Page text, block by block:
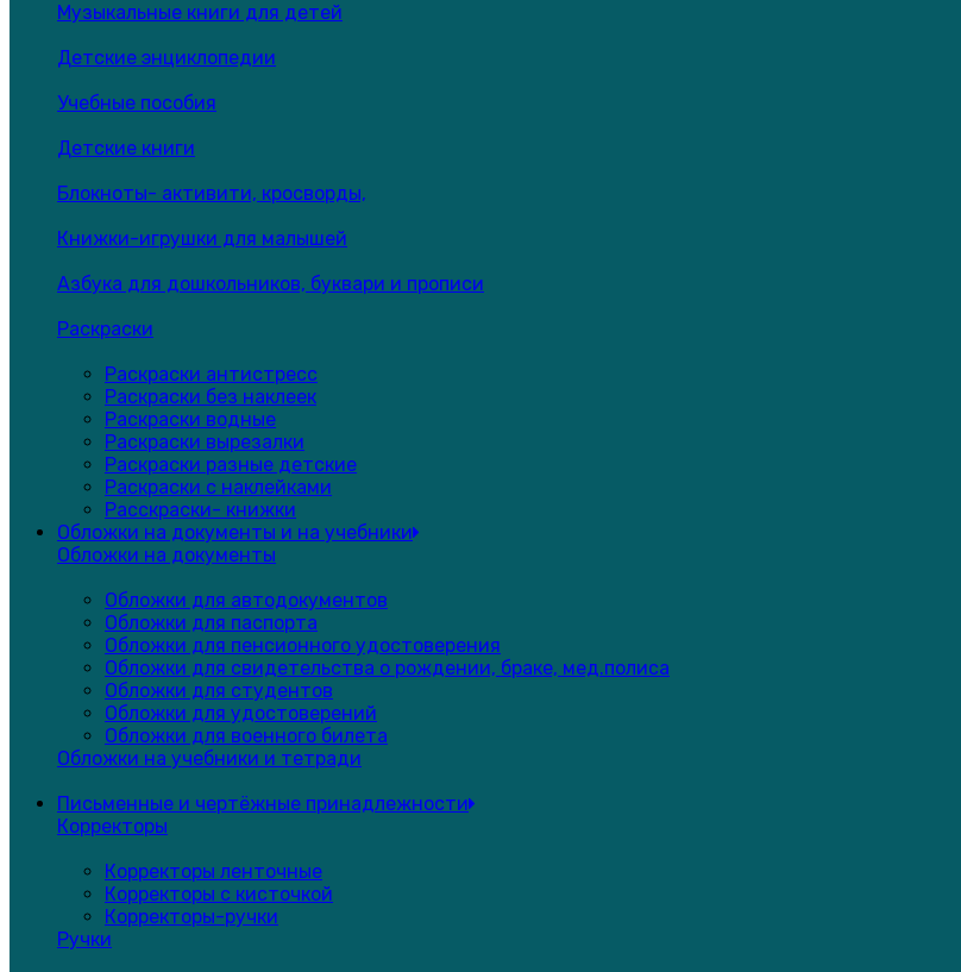
Музыкальные книги для детей
Детские энциклопедии
Учебные пособия
Детские книги
Блокноты- активити, кросворды,
Книжки-игрушки для малышей
Азбука для дошкольников, буквари и прописи
Раскраски
Раскраски антистресс
Раскраски без наклеек
Раскраски водные
Раскраски вырезалки
Раскраски разные детские
Раскраски с наклейками
Расскраски- книжки
Обложки на документы и на учебники
Обложки на документы
Обложки для автодокументов
Обложки для паспорта
Обложки для пенсионного удостоверения
Обложки для свидетельства о рождении, браке, мед.полиса
Обложки для студентов
Обложки для удостоверений
Обложки для военного билета
Обложки на учебники и тетради
Письменные и чертёжные принадлежности
Корректоры
Корректоры ленточные
Корректоры с кисточкой
Корректоры-ручки
Ручки